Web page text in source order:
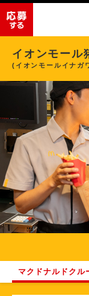
イオンモール
(イオンモールイナガ
マクドナルドクル